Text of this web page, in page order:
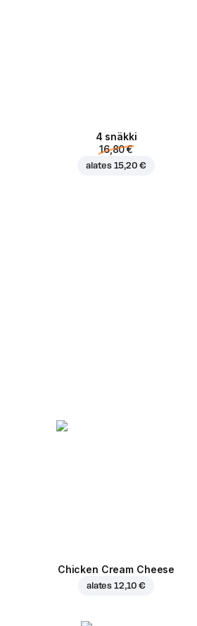
4 snäkki
16,80 €
alates 15,20 €
Chicken Cream Cheese
alates 12,10 €